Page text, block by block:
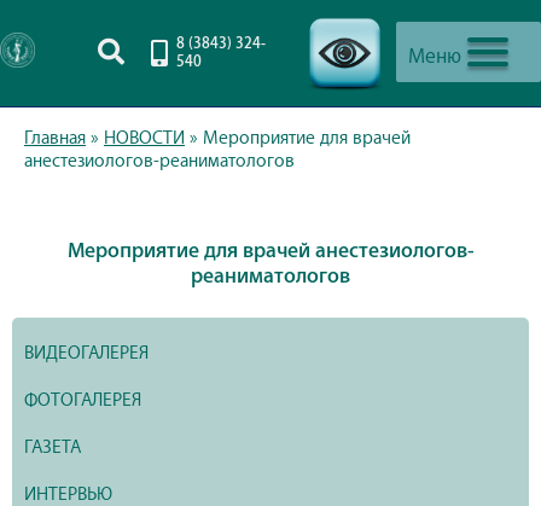
Меню
8 (3843) 324-
540
Главная » НОВОСТИ » Мероприятие для врачей
анестезиологов-реаниматологов
Мероприятие для врачей анестезиологов-
реаниматологов
ВИДЕОГАЛЕРЕЯ
ФОТОГАЛЕРЕЯ
ГАЗЕТА
ИНТЕРВЬЮ